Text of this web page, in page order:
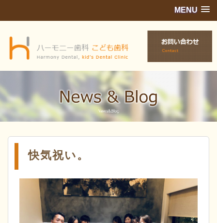
MENU
快気祝い。